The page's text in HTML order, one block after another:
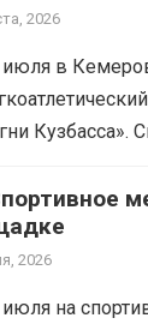
2026
в
Кузбасса».
участие в
Максим,
место
2026
на